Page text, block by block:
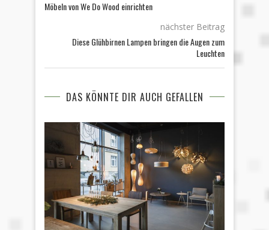
Möbeln von We Do Wood einrichten
nächster Beitrag
Diese Glühbirnen Lampen bringen die Augen zum
Leuchten
DAS KÖNNTE DIR AUCH GEFALLEN